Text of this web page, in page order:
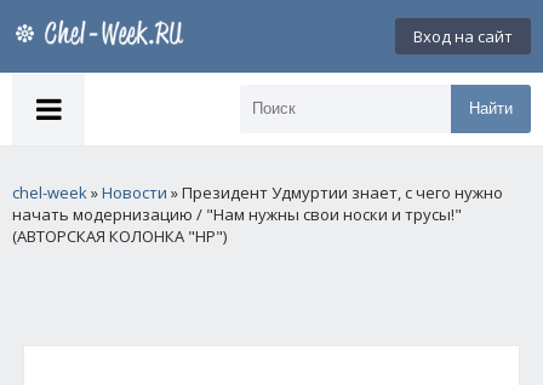
Вход на сайт
Найти
chel-week»Новости » Президент Удмуртии знает, с чего нужно
начать модернизацию / "Нам нужны свои носки и трусы!"
(АВТОРСКАЯ КОЛОНКА "НР")